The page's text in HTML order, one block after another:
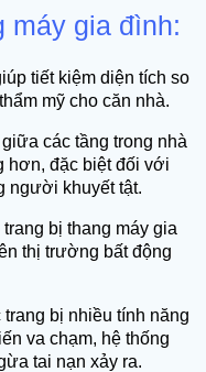
máy gia đình:
tiết kiệm diện tích so
mỹ cho căn nhà.
các tầng trong nhà
hơn, đặc biệt đối với
người khuyết tật.
bị thang máy gia
thị trường bất động
bị nhiều tính năng
va chạm, hệ thống
tai nạn xảy ra.